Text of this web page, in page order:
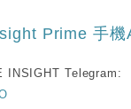
Prime 手機
INSIGHT Telegram: